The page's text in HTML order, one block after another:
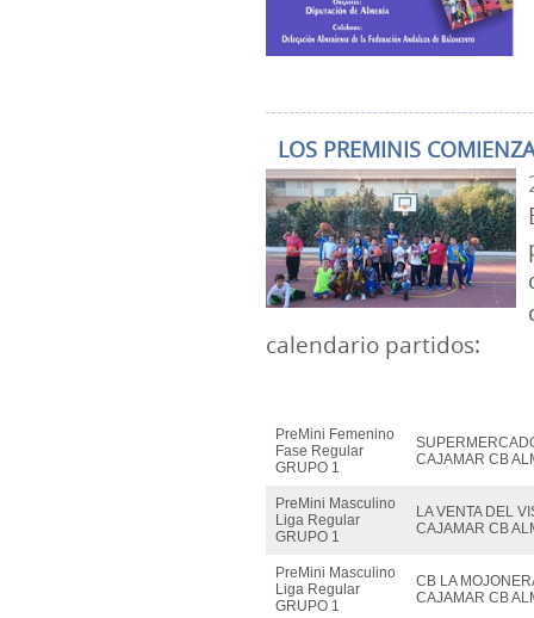
LOS PREMINIS
calendario partidos:
PreMini Femenino
Fase Regular
GRUPO 1
CAJAMAR CB
PreMini Masculino
Liga Regular
GRUPO 1
LA VENTA DEL
CAJAMAR CB
PreMini Masculino
Liga Regular
GRUPO 1
CB LA
CAJAMAR CB